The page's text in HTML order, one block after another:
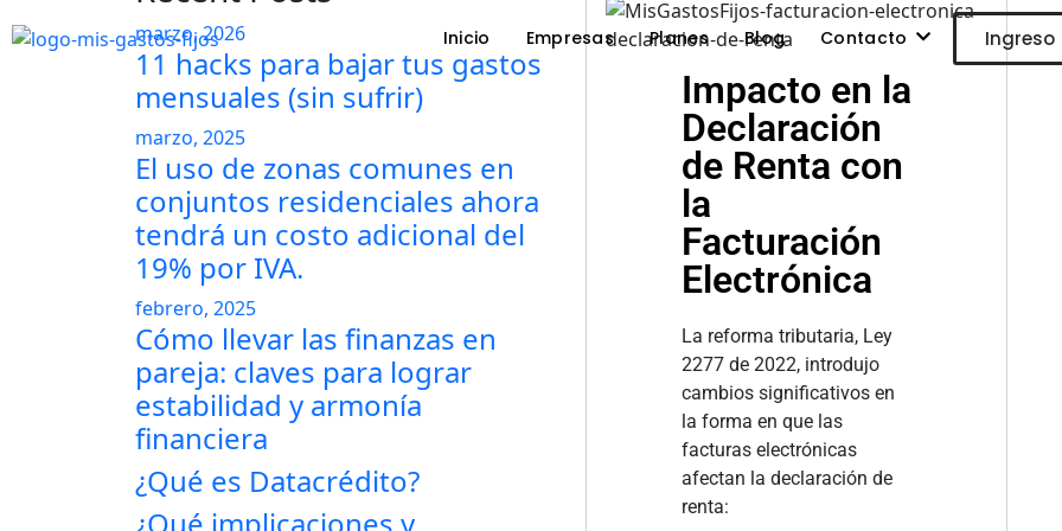
Inicio Empresas Planes Blog Contacto Ingreso
Skip to main content
Impacto en la
Declaración
de Renta con
la
Facturación
Electrónica
La reforma tributaria, Ley
2277 de 2022, introdujo
cambios significativos en
la forma en que las
facturas electrónicas
afectan la declaración de
renta:
marzo, 2026
11 hacks para bajar tus gastos
mensuales (sin sufrir)
marzo, 2025
El uso de zonas comunes en
conjuntos residenciales ahora
tendrá un costo adicional del
19% por IVA.
febrero, 2025
Cómo llevar las finanzas en
pareja: claves para lograr
estabilidad y armonía
financiera
¿Qué es Datacrédito?